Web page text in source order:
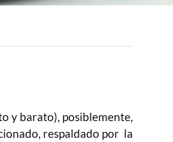
y barato), posiblemente,
respaldado por la